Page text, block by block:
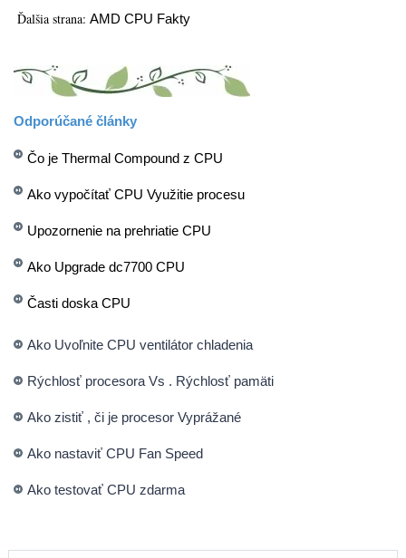
Ďalšia strana: AMD CPU Fakty
Odporúčané články
Čo je Thermal Compound z CPU
Ako vypočítať CPU Využitie procesu
Upozornenie na prehriatie CPU
Ako Upgrade dc7700 CPU
Časti doska CPU
Ako Uvoľnite CPU ventilátor chladenia
Rýchlosť procesora Vs . Rýchlosť pamäti
Ako zistiť , či je procesor Vyprážané
Ako nastaviť CPU Fan Speed ​​
Ako testovať CPU zdarma